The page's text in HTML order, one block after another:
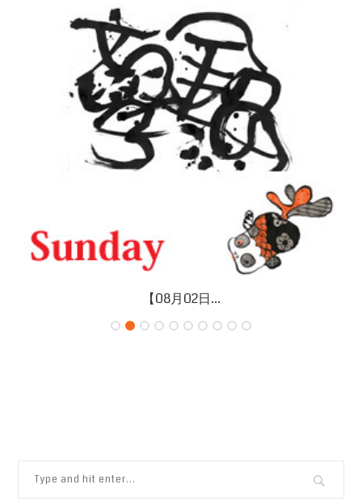
【08月02日...